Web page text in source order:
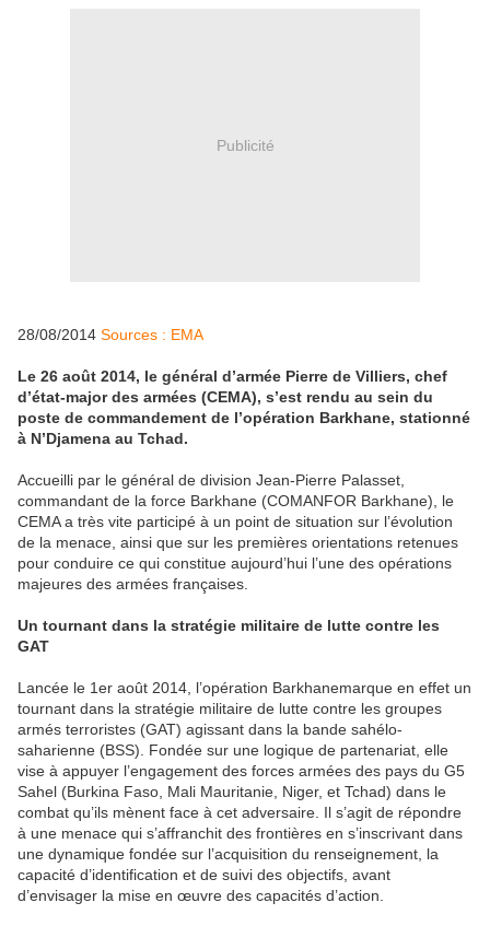
Publicité
28/08/2014 Sources : EMA
Le 26 août 2014, le général d’armée Pierre de Villiers, chef
d’état-major des armées (CEMA), s’est rendu au sein du
poste de commandement de l’opération Barkhane, stationné
à N’Djamena au Tchad.
Accueilli par le général de division Jean-Pierre Palasset,
commandant de la force Barkhane (COMANFOR Barkhane), le
CEMA a très vite participé à un point de situation sur l’évolution
de la menace, ainsi que sur les premières orientations retenues
pour conduire ce qui constitue aujourd’hui l’une des opérations
majeures des armées françaises.
Un tournant dans la stratégie militaire de lutte contre les
GAT
Lancée le 1er août 2014, l’opération Barkhanemarque en effet un
tournant dans la stratégie militaire de lutte contre les groupes
armés terroristes (GAT) agissant dans la bande sahélo-
saharienne (BSS). Fondée sur une logique de partenariat, elle
vise à appuyer l’engagement des forces armées des pays du G5
Sahel (Burkina Faso, Mali Mauritanie, Niger, et Tchad) dans le
combat qu’ils mènent face à cet adversaire. Il s’agit de répondre
à une menace qui s’affranchit des frontières en s’inscrivant dans
une dynamique fondée sur l’acquisition du renseignement, la
capacité d’identification et de suivi des objectifs, avant
d’envisager la mise en œuvre des capacités d’action.